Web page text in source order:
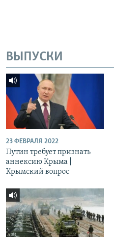
ВЫПУСКИ
23 ФЕВРАЛЯ 2022
Путин требует признать
аннексию Крыма |
Крымский вопрос